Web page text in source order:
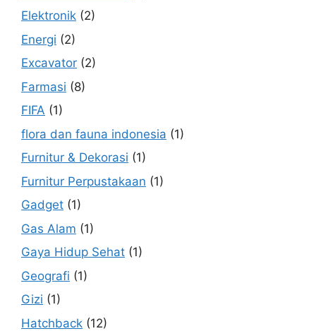
Elektronik (2)
Energi (2)
Excavator (2)
Farmasi (8)
FIFA (1)
flora dan fauna indonesia (1)
Furnitur & Dekorasi (1)
Furnitur Perpustakaan (1)
Gadget (1)
Gas Alam (1)
Gaya Hidup Sehat (1)
Geografi (1)
Gizi (1)
Hatchback (12)